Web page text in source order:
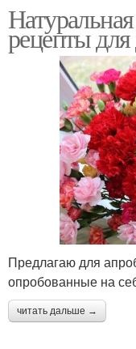
рецепты
Предлагаю для
опробованные на
читать дальше →